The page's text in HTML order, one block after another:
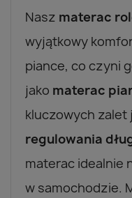
Nasz materac
wyjątkowy
piance, co czyni
jako materac
kluczowych
regulowania
materac idealnie
w samochodzie.